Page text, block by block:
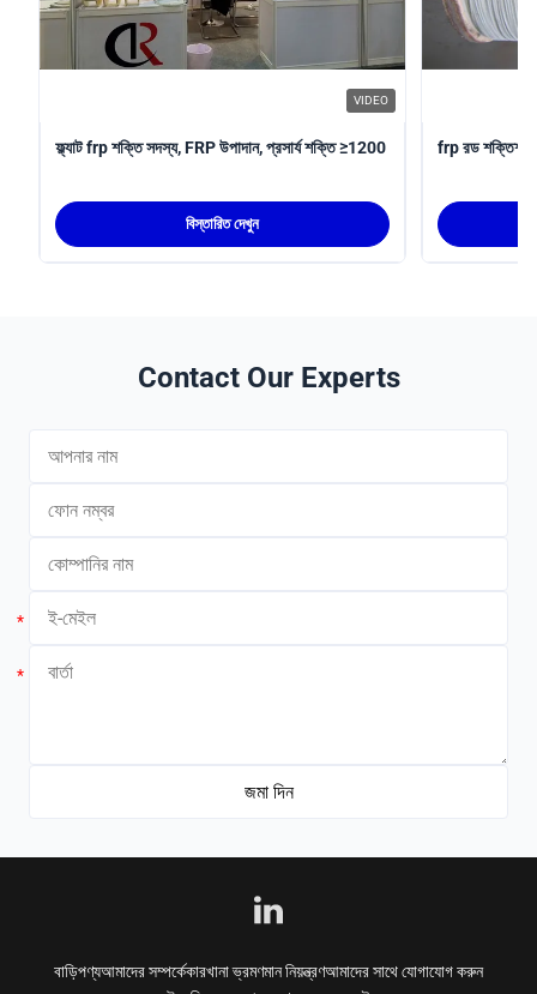
VIDEO
ফ্ল্যাট frp শক্তি সদস্য, FRP উপাদান, প্রসার্য শক্তি ≥1200
বিস্তারিত দেখুন
frp রড
Contact Our Experts
*
*
বাড়িপণ্যআমাদের সম্পর্কেকারখানা ভ্রমণমান নিয়ন্ত্রণআমাদের সাথে যোগাযোগ করুন